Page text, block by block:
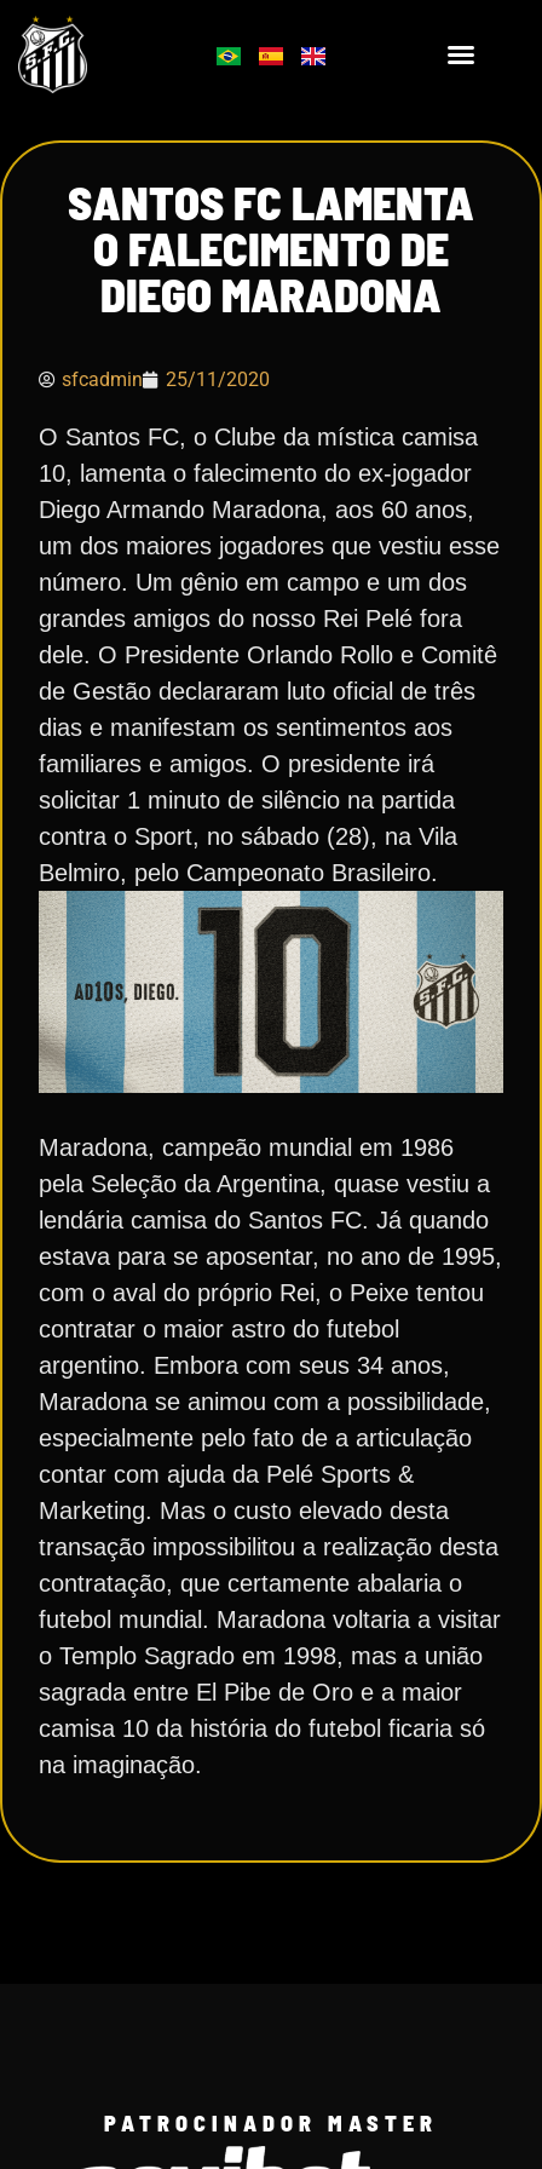
SANTOS FC LAMENTA
O FALECIMENTO DE
DIEGO MARADONA
sfcadmin 25/11/2020
O Santos FC, o Clube da mística camisa
10, lamenta o falecimento do ex-jogador
Diego Armando Maradona, aos 60 anos,
um dos maiores jogadores que vestiu esse
número. Um gênio em campo e um dos
grandes amigos do nosso Rei Pelé fora
dele. O Presidente Orlando Rollo e Comitê
de Gestão declararam luto oficial de três
dias e manifestam os sentimentos aos
familiares e amigos. O presidente irá
solicitar 1 minuto de silêncio na partida
contra o Sport, no sábado (28), na Vila
Belmiro, pelo Campeonato Brasileiro.
Maradona, campeão mundial em 1986
pela Seleção da Argentina, quase vestiu a
lendária camisa do Santos FC. Já quando
estava para se aposentar, no ano de 1995,
com o aval do próprio Rei, o Peixe tentou
contratar o maior astro do futebol
argentino. Embora com seus 34 anos,
Maradona se animou com a possibilidade,
especialmente pelo fato de a articulação
contar com ajuda da Pelé Sports &
Marketing. Mas o custo elevado desta
transação impossibilitou a realização desta
contratação, que certamente abalaria o
futebol mundial. Maradona voltaria a visitar
o Templo Sagrado em 1998, mas a união
sagrada entre El Pibe de Oro e a maior
camisa 10 da história do futebol ficaria só
na imaginação.⠀
PATROCINADOR MASTER